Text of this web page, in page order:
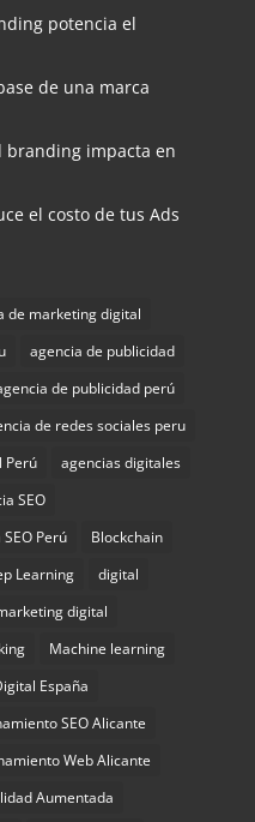
potencia el
de una marca
branding impacta en
el costo de tus Ads
de marketing digital
agencia de publicidad
de publicidad perú
de redes sociales peru
Perú
agencias digitales
SEO
Perú
Blockchain
Learning
digital
digital
Machine learning
España
SEO Alicante
Web Alicante
Aumentada